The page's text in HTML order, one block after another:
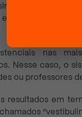
da Poli USP,
três unidades
nas
Nesse caso, o
ou professores
resultados em